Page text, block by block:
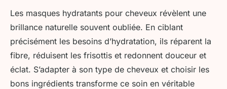
Masques hydratants cheveux :
le secret pour une brillance
éclatante
admin •12 octobre 2025•7 min de lecture
Les masques hydratants pour cheveux révèlent une
brillance naturelle souvent oubliée. En ciblant
précisément les besoins d’hydratation, ils réparent la
fibre, réduisent les frisottis et redonnent douceur et
éclat. S’adapter à son type de cheveux et choisir les
bons ingrédients transforme ce soin en véritable